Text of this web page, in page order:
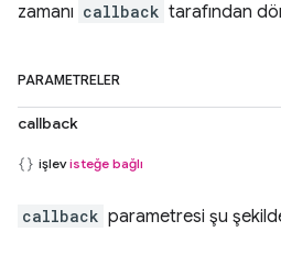
zamanı callback tarafından
PARAMETRELER
callback
işlevisteğe bağlı
callback parametresi şu